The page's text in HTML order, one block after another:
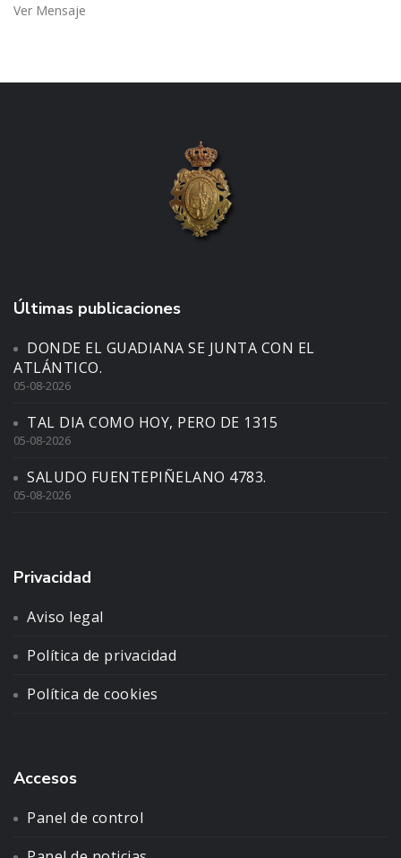
Ver Mensaje
Últimas publicaciones
DONDE EL GUADIANA SE JUNTA CON EL
ATLÁNTICO.
05-08-2026
TAL DIA COMO HOY, PERO DE 1315
05-08-2026
SALUDO FUENTEPIÑELANO 4783.
05-08-2026
Privacidad
Aviso legal
Política de privacidad
Política de cookies
Accesos
Panel de control